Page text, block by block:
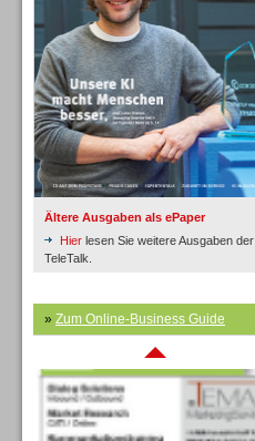
Ältere Ausgaben als ePaper
Hier lesen Sie weitere Ausgaben der
TeleTalk.
» Zum Online-Business Guide
Inbound
Inbound